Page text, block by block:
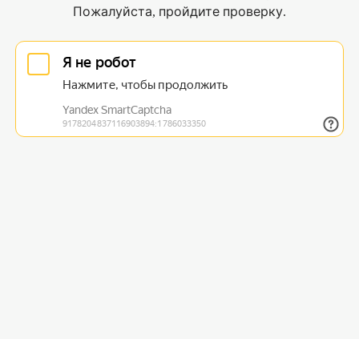
Пожалуйста, пройдите проверку.